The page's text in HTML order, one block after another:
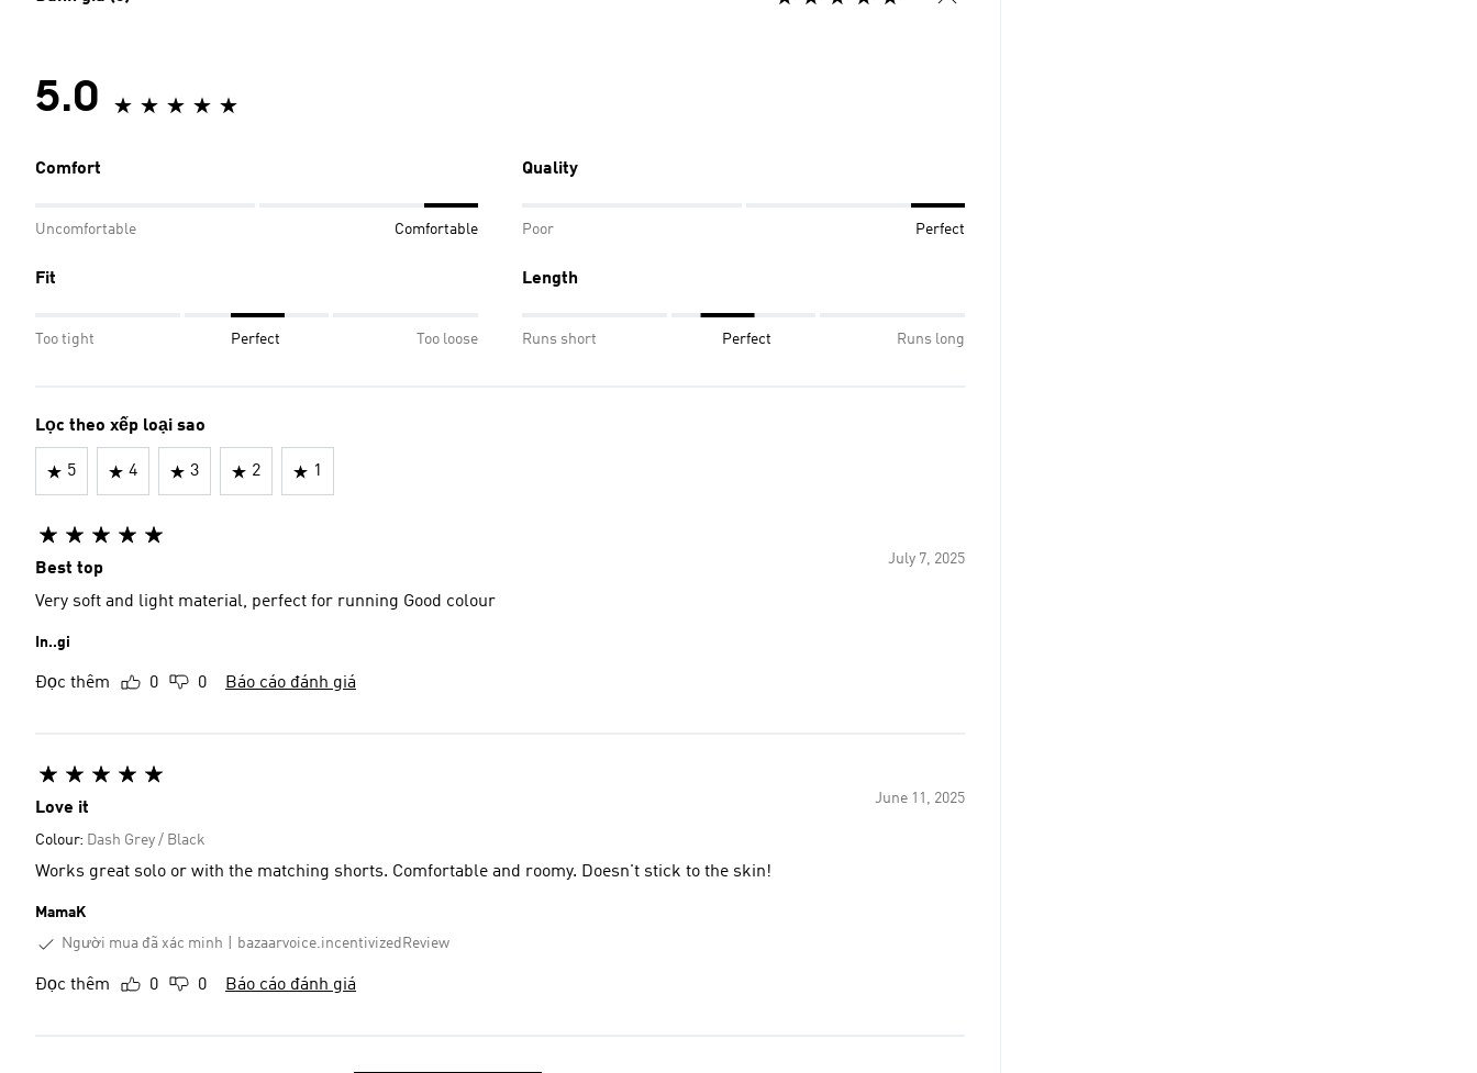
5.0
Comfort
Uncomfortable Comfortable
Quality
Poor Perfect
Fit
Too tight Perfect Too loose
Length
Runs short Perfect Runs long
Lọc theo xếp loại sao
5 4 3 2 1
July 7, 2025
Best top
Very soft and light material, perfect for running Good colour
In..gi
Đọc thêm 0 0 Báo cáo đánh giá
June 11, 2025
Love it
Colour: Dash Grey / Black
Works great solo or with the matching shorts. Comfortable and roomy. Doesn't stick to the skin!
MamaK
Người mua đã xác minh
bazaarvoice.incentivizedReview
Đọc thêm 0 0 Báo cáo đánh giá